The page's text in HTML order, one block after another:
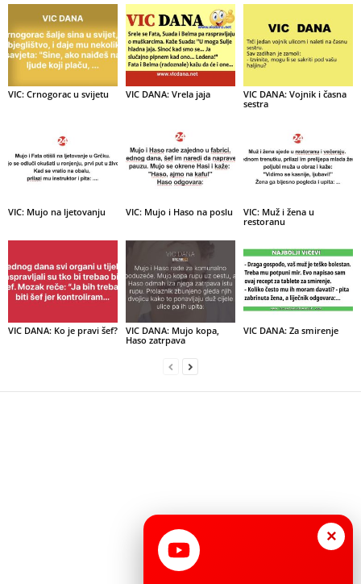
VIC: Crnogorac u svijetu VIC DANA: Vrela jaja
VIC DANA: Vojnik i časna
sestra
VIC: Mujo na ljetovanju VIC: Mujo i Haso na poslu
VIC: Muž i žena u
restoranu
VIC DANA: Ko je pravi šef?
VIC DANA: Mujo kopa,
Haso zatrpava
VIC DANA: Za smirenje
×